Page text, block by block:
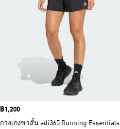
Price
฿1,200
กางเกงขาสั้น adi365 Running Essentials